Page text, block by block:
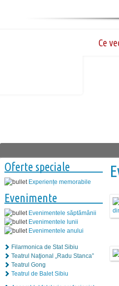
Ce
Oferte speciale
Experiențe memorabile
Evenimente
Evenimentele săptămânii
Evenimentele lunii
Evenimentele anului
Filarmonica de Stat Sibiu
Teatrul Naţional „Radu Stanca”
Teatrul Gong
Teatrul de Balet Sibiu